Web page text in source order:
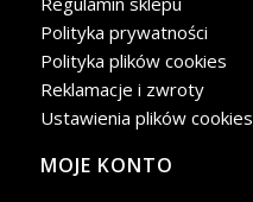
Polityka prywatności
Polityka plików cookies
Reklamacje i zwroty
Ustawienia plików cookies
MOJE KONTO